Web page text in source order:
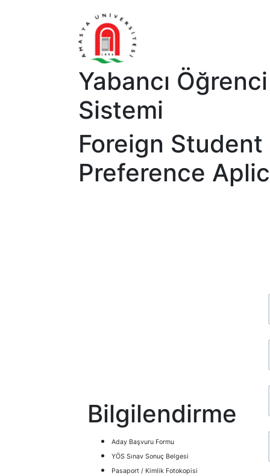
Yabancı
Sistemi
Foreign
Preference
Bilgilendirme
Aday Başvuru Formu
YÖS Sınav Sonuç Belgesi
Pasaport / Kimlik Fotokopisi